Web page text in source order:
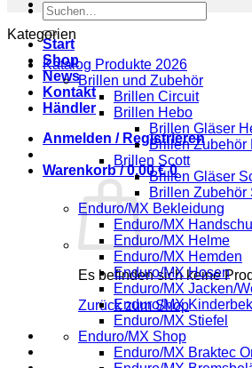
Suchen
nach:
Start
Shop
News
Kontakt
Händler
Anmelden / Registrieren
Warenkorb /0,00€ 0
Es befinden sich keine
Zurück zum Shop
Kategorien
Katalog Produkte 2026
Brillen und Zubehör
Brillen Circuit
Brillen Hebo
Brillen Gläser
Brillen Zubehör
Brillen Scott
Brillen Gläser
Brillen Zubehör
Enduro/MX Bekleidung
Enduro/MX
Enduro/MX Helme
Enduro/MX Hemden
Enduro/MX Hosen
Enduro/MX Jacken/
Enduro/MX
Enduro/MX Stiefel
Enduro/MX Shop
Enduro/MX Braktec